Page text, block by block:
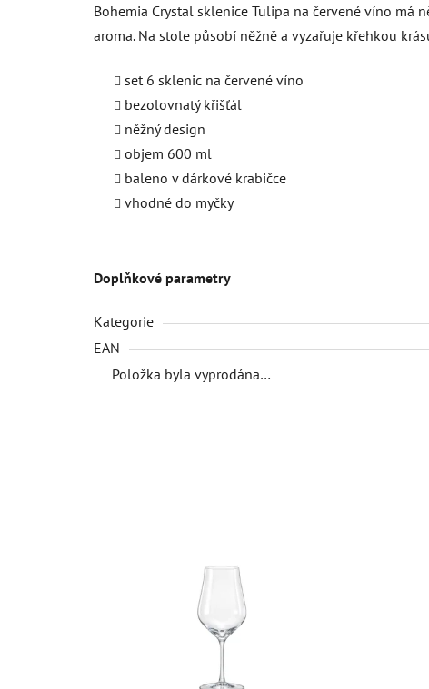
Bohemia Crystal sklenice Tulipa na červené víno
aroma. Na stole působí něžně a vyzařuje křehkou
set 6 sklenic na červené víno
bezolovnatý křišťál
něžný design
objem 600 ml
baleno v dárkové krabičce
vhodné do myčky
Doplňkové parametry
Kategorie
EAN
Položka byla vyprodána…